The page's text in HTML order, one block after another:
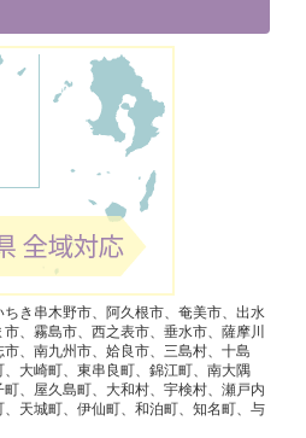
き串木野市、阿久根市、奄美市、出水
、霧島市、西之表市、垂水市、薩摩川
、南九州市、姶良市、三島村、十島
大崎町、東串良町、錦江町、南大隅
、屋久島町、大和村、宇検村、瀬戸内
天城町、伊仙町、和泊町、知名町、与